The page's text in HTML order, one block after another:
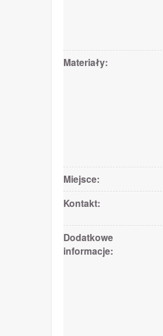
Materiały:
Miejsce:
Kontakt:
Dodatkowe
informacje: